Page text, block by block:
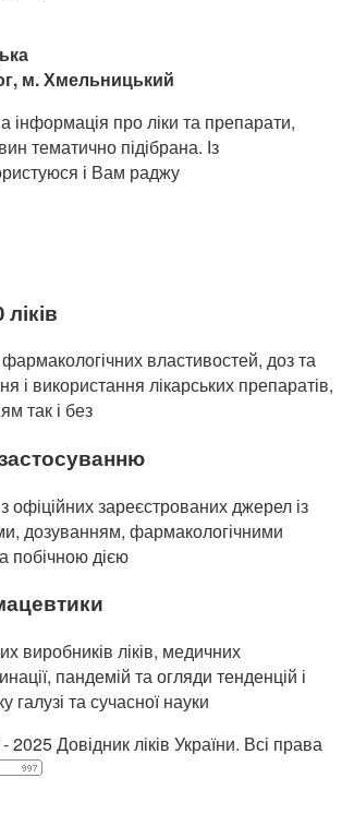
м. Хмельницький
інформація про ліки та препарати,
тематично підібрана. Із
і Вам раджу
властивостей, доз та
і використання лікарських препаратів,
так і без
застосуванню
офіційних зареєстрованих джерел із
дозуванням, фармакологічними
побічною дією
виробників ліків, медичних
пандемій та огляди тенденцій і
галузі та сучасної науки
Довідник ліків України. Всі права